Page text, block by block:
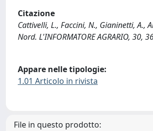
Citazione
Cattivelli, L., Faccini, N., Gianinetti, A.,
Nord. L'INFORMATORE AGRARIO, 30,
Appare nelle tipologie:
1.01 Articolo in rivista
File in questo prodotto: